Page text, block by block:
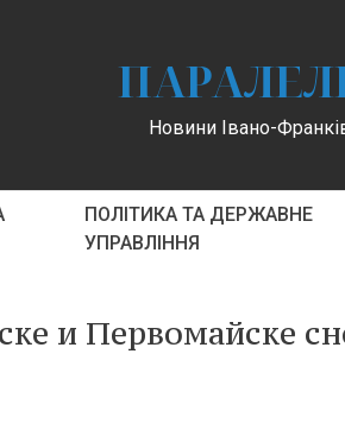
Новини Івано-
ПОЛІТИКА ТА ДЕРЖАВНЕ
УПРАВЛІННЯ
и Первомайске